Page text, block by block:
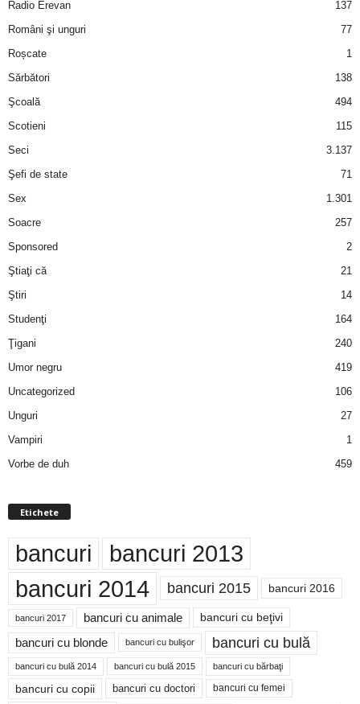
Radio Erevan
137
Români şi unguri
77
Roșcate
1
Sărbători
138
Şcoală
494
Scotieni
115
Seci
3.137
Şefi de state
71
Sex
1.301
Soacre
257
Sponsored
2
Ştiaţi că
21
Ştiri
14
Studenţi
164
Ţigani
240
Umor negru
419
Uncategorized
106
Unguri
27
Vampiri
1
Vorbe de duh
459
Etichete
bancuri bancuri 2013
bancuri 2014 bancuri 2015 bancuri 2016
bancuri 2017 bancuri cu animale bancuri cu beţivi
bancuri cu blonde bancuri cu bulişor bancuri cu bulă
bancuri cu bulă 2014 bancuri cu bulă 2015 bancuri cu bărbaţi
bancuri cu copii bancuri cu doctori bancuri cu femei